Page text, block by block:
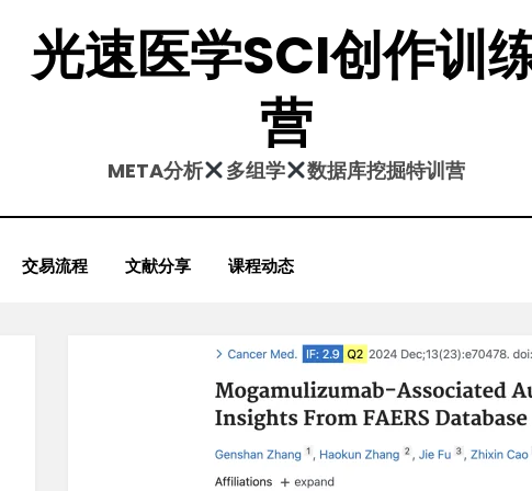
光速医学SCI创作训
营
META分析 多组学 数据库挖掘特训营
交易流程 文献分享 课程动态